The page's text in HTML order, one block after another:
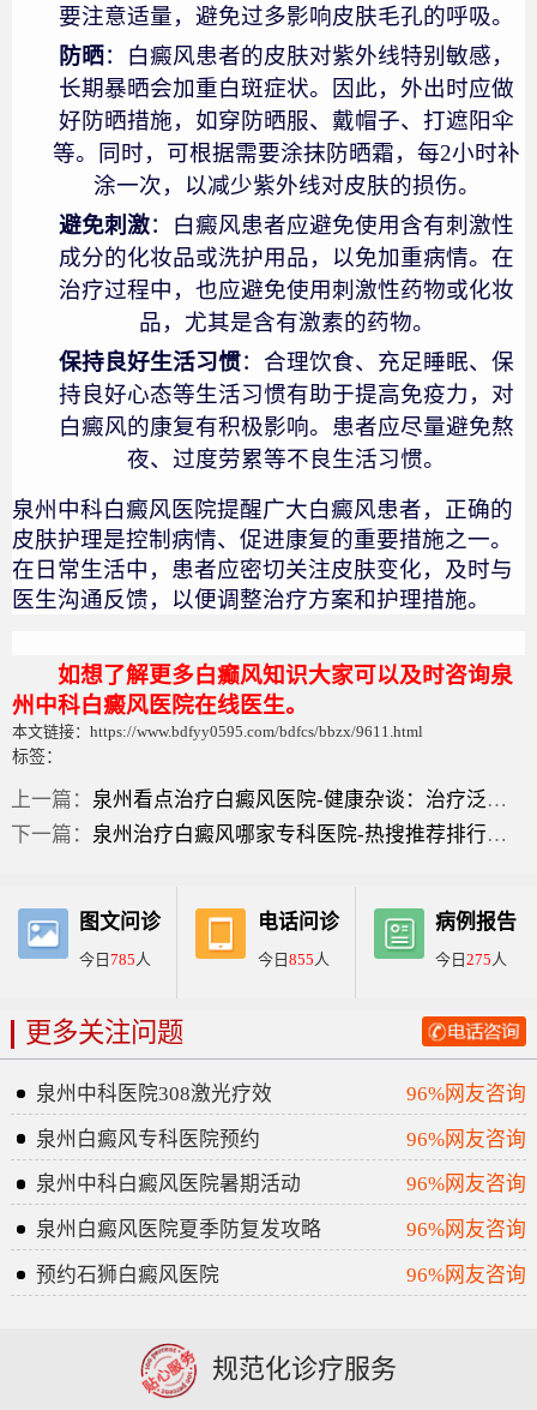
要注意适量，避免过多影响皮肤毛孔的呼吸。
防晒：白癜风患者的皮肤对紫外线特别敏感，
长期暴晒会加重白斑症状。因此，外出时应做
好防晒措施，如穿防晒服、戴帽子、打遮阳伞
等。同时，可根据需要涂抹防晒霜，每2小时补
涂一次，以减少紫外线对皮肤的损伤。
避免刺激：白癜风患者应避免使用含有刺激性
成分的化妆品或洗护用品，以免加重病情。在
治疗过程中，也应避免使用刺激性药物或化妆
品，尤其是含有激素的药物。
保持良好生活习惯：合理饮食、充足睡眠、保
持良好心态等生活习惯有助于提高免疫力，对
白癜风的康复有积极影响。患者应尽量避免熬
夜、过度劳累等不良生活习惯。
泉州中科白癜风医院提醒广大白癜风患者，正确的
皮肤护理是控制病情、促进康复的重要措施之一。
在日常生活中，患者应密切关注皮肤变化，及时与
医生沟通反馈，以便调整治疗方案和护理措施。
如想了解更多白癫风知识大家可以及时咨询泉
州中科白癜风医院在线医生。
本文链接：https://www.bdfyy0595.com/bdfcs/bbzx/9611.html
标签：
上一篇： 泉州看点治疗白癜风医院-健康杂谈：治疗泛发型白癜风和哪些因素有关呢？
下一篇： 泉州治疗白癜风哪家专科医院-热搜推荐排行榜前五：白癜风在皮肤上单侧分布是怎么回事？
图文问诊
今日785人
电话问诊
今日 855人
病例报告
今日275人
更多关注问题
泉州中科医院308激光疗效
96%网友咨询
泉州白癜风专科医院预约
96%网友咨询
泉州中科白癜风医院暑期活动
96%网友咨询
泉州白癜风医院夏季防复发攻略
96%网友咨询
预约石狮白癜风医院
96%网友咨询
规范化诊疗服务